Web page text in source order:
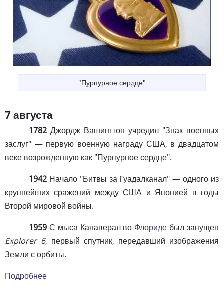
"Пурпурное сердце"
7 августа
1782 Джордж Вашингтон учредил "Знак военных
заслуг" — первую военную награду США, в двадцатом
веке возрожденную как "Пурпурное сердце".
1942 Начало "Битвы за Гуадалканал" — одного из
крупнейших сражений между США и Японией в годы
Второй мировой войны.
1959 С мыса Канаверал во Флориде был запущен
Explorer 6, первый спутник, передавший изображения
Земли с орбиты.
Подробнее